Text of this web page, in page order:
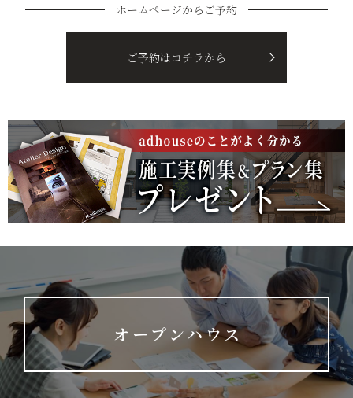
ホームページからご予約
ご予約はコチラから
オープンハウス